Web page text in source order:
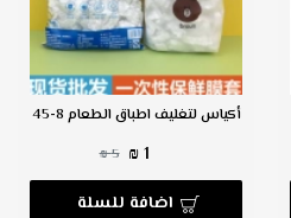
أكياس لتغليف اطباق الطعام 8-45
1 ₪
5 ₪
اضافة للسلة